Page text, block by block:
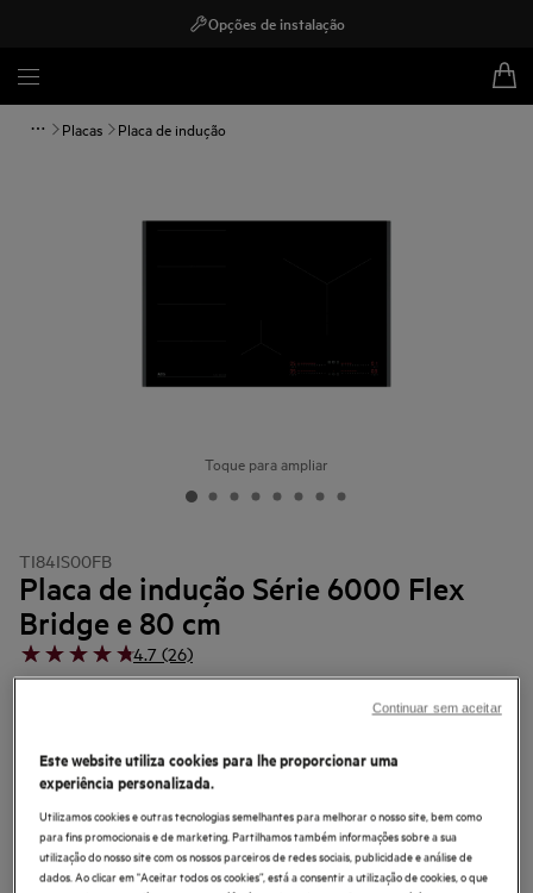
Opções de instalação
Placas Placa de indução
Toque para ampliar
TI84IS00FB
Placa de indução Série 6000 Flex
Bridge e 80 cm
4.7 (26)
Ficha de informação do produto
Combine até quatro segmentos de aquecimento com a placa 6000
FlexiBridge®.
Combine até quatro segmentos de aquecimento.
PowerSlide para passar rapidamente da fervura ao calor suave.
Este website utiliza cookies para lhe proporcionar uma
experiência personalizada.
Utilizamos cookies e outras tecnologias semelhantes para melhorar o nosso site, bem como
para fins promocionais e de marketing. Partilhamos também informações sobre a sua
utilização do nosso site com os nossos parceiros de redes sociais, publicidade e análise de
dados. Ao clicar em "Aceitar todos os cookies”, está a consentir a utilização de cookies, o que
Continuar sem aceitar